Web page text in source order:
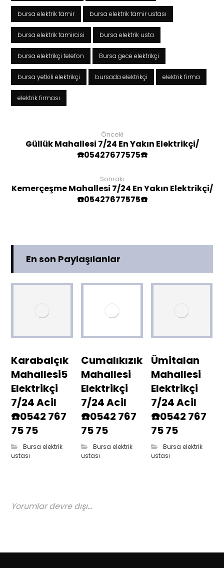
bursa elektrik tamir bursa elektrik tamir ustası
bursa elektrik tamircisi bursa elektrik usta
bursa elektrikçi telefon Bursa gece elektrikçi
bursa yetkili elektrikçi bursada elektrikçi elektrik firma
elektrik firması
Önceki
Güllük Mahallesi 7/24 En Yakın Elektrikçi/
☎️05427677575☎️
Sonraki
Kemerçeşme Mahallesi 7/24 En Yakın Elektrikçi/
☎️05427677575☎️
En son Paylaşılanlar
Karabalçık
Mahallesi5
Elektrikçi
7/24 Acil
☎️0542 767
75 75
Bursa elektrik
ustası
Cumalıkızık
Mahallesi
Elektrikçi
7/24 Acil
☎️0542 767
75 75
Bursa elektrik
ustası
Ümitalan
Mahallesi
Elektrikçi
7/24 Acil
☎️0542 767
75 75
Bursa elektrik
ustası
Yorumlar devre dışı...